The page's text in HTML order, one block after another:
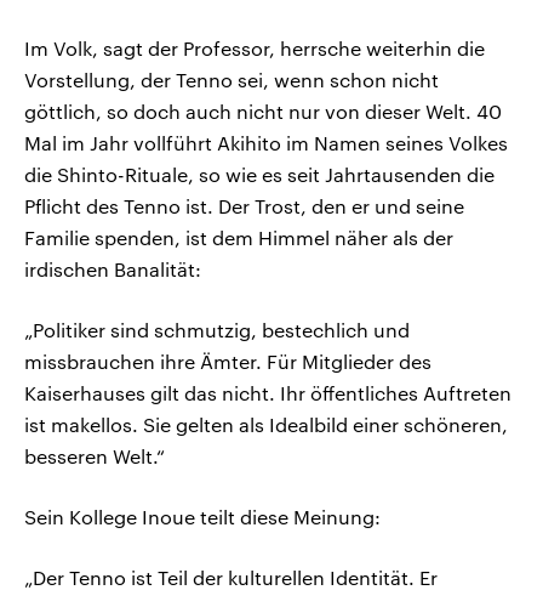
Im Volk, sagt der Professor, herrsche weiterhin die
Vorstellung, der Tenno sei, wenn schon nicht
göttlich, so doch auch nicht nur von dieser Welt. 40
Mal im Jahr vollführt Akihito im Namen seines Volkes
die Shinto-Rituale, so wie es seit Jahrtausenden die
Pflicht des Tenno ist. Der Trost, den er und seine
Familie spenden, ist dem Himmel näher als der
irdischen Banalität:
„Politiker sind schmutzig, bestechlich und
missbrauchen ihre Ämter. Für Mitglieder des
Kaiserhauses gilt das nicht. Ihr öffentliches Auftreten
ist makellos. Sie gelten als Idealbild einer schöneren,
besseren Welt.“
Sein Kollege Inoue teilt diese Meinung:
„Der Tenno ist Teil der kulturellen Identität. Er